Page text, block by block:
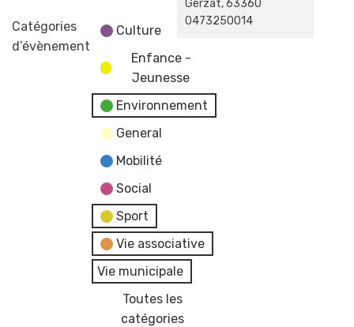
Gerzat,63360
0473250014
Catégories
d’évènement
Culture
Enfance -
Jeunesse
Environnement
General
Mobilité
Social
Sport
Vie associative
Vie municipale
Toutes les
catégories